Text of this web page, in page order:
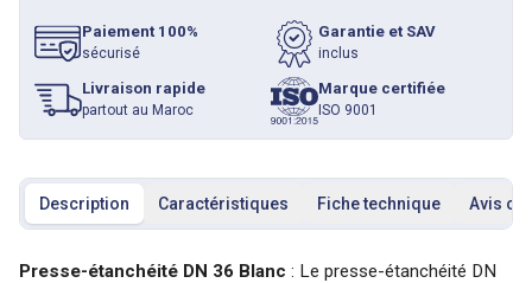
Paiement 100%
sécurisé
Garantie et SAV
inclus
Livraison rapide
partout au Maroc
Marque certifiée
ISO 9001
Description Caractéristiques Fiche technique Avis